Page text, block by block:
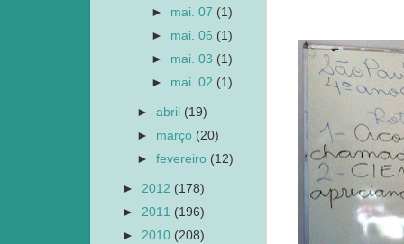
► mai. 07 (1)
► mai. 06 (1)
► mai. 03 (1)
► mai. 02 (1)
►abril (19)
► março (20)
►fevereiro (12)
► 2012 (178)
► 2011 (196)
► 2010 (208)